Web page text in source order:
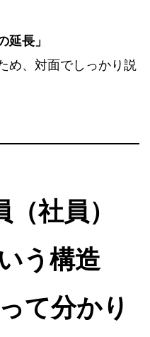
延長」
め、対面でしっかり説
社員）
う構造
て分かり